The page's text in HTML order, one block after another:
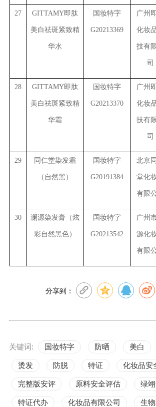
27 GITTAMY即肽
美白祛斑紧致精
华水
国妆特字
G20213369
广州
化妆
技有
司
28 GITTAMY即肽
美白祛斑紧致精
华霜
国妆特字
G20213370
广州
化妆
技有
司
29 同仁堂染发霜
（自然黑）
国妆特字
G20191384
北京
堂化
有限
30 澜源染发膏（炫
彩自然黑色）
国妆特字
G20213542
广州
源化
有限
分享到：
关键词: 国妆特字 防晒 美白
烫发 防脱 特证 化妆品安
完整版安评 原料安全评估 绿
特证代办 化妆品有限公司 生